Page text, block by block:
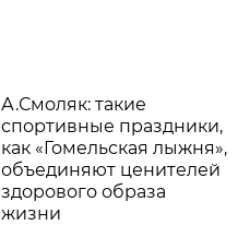
А.Смоляк: такие
спортивные праздники,
как «Гомельская лыжня»,
объединяют ценителей
здорового образа
жизни